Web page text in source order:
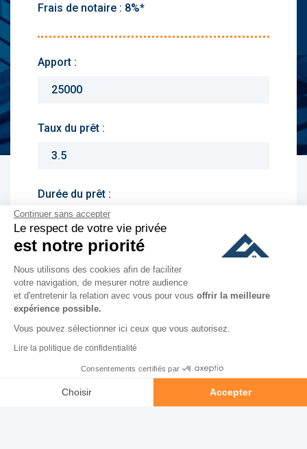
Continuer sans accepter
Le respect de votre vie privée
est notre priorité
Nous utilisons des cookies afin de faciliter
votre navigation, de mesurer notre audience
et d'entretenir la relation avec vous pour vous offrir la meilleure
expérience possible.
Vous pouvez sélectionner ici ceux que vous autorisez.
Lire la politique de confidentialité
Consentements certifiés par
Choisir Accepter
Frais de notaire :
Apport :
Taux du prêt :
Durée du prêt :
Monthly charges :
Yearly rent :
Contacter
Appeler